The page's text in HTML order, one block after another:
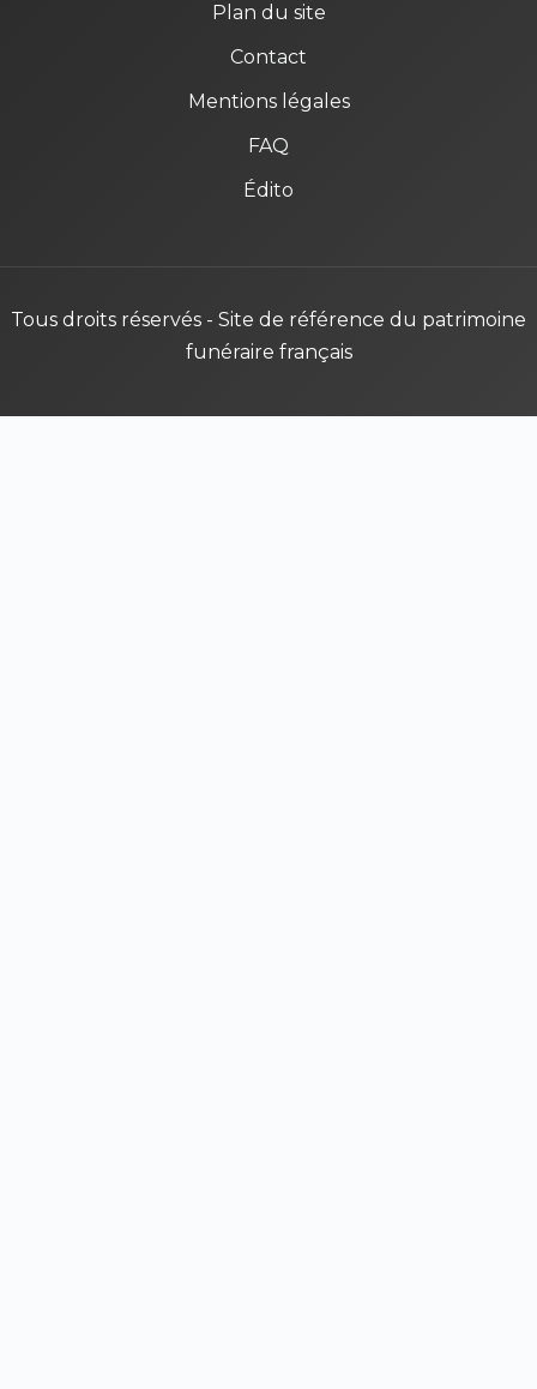
Plan du site
Contact
Mentions légales
FAQ
Édito
Tous droits réservés - Site de référence du patrimoine
funéraire français